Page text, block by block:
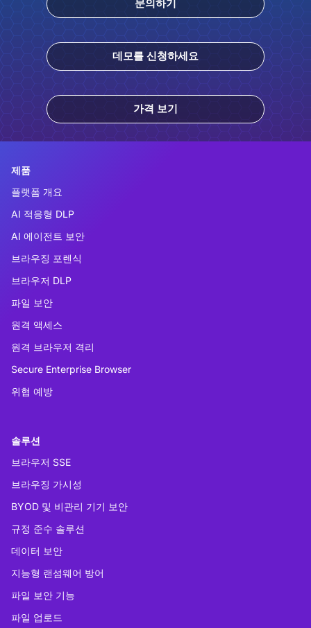
문의하기
데모를 신청하세요
가격 보기
제품
플랫폼 개요
AI 적응형 DLP
AI 에이전트 보안
브라우징 포렌식
브라우저 DLP
파일 보안
원격 액세스
원격 브라우저 격리
Secure Enterprise Browser
위협 예방
솔루션
브라우저 SSE
브라우징 가시성
BYOD 및 비관리 기기 보안
규정 준수 솔루션
데이터 보안
지능형 랜섬웨어 방어
파일 보안 기능
파일 업로드